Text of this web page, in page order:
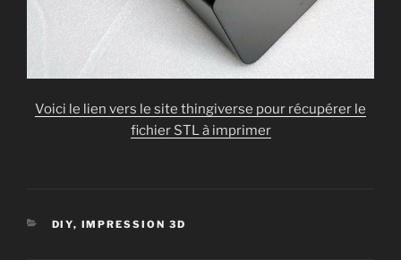
Voici le lien vers le site thingiverse pour récupérer le
fichier STL à imprimer
CATÉGORIES
DIY, IMPRESSION 3D